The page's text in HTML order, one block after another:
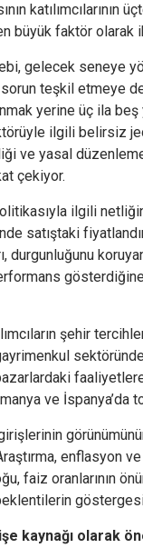
büyük faktör olarak
gelecek seneye
sorun teşkil etmeye
yerine üç ila
ilgili belirsiz
ve yasal
çekiyor.
ilgili
satıştaki
durgunluğunu
gösterdiğine
şehir
ve İspanya’da
enflasyon
faiz oranlarının
kaynağı olarak